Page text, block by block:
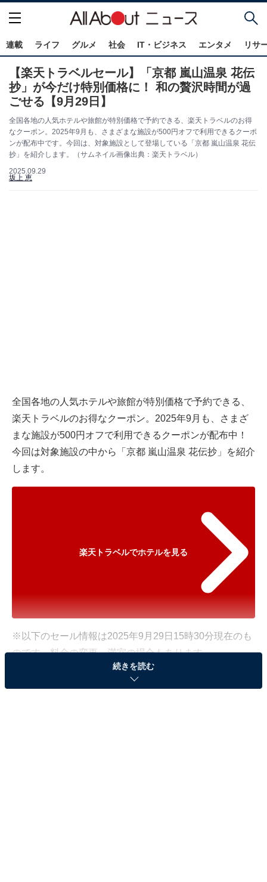
連載 ライフ グルメ 社会 IT・ビジネス エンタメ リサ
【楽天トラベルセール】「京都 嵐山温泉 花伝
抄」が今だけ特別価格に！ 和の贅沢時間が過
ごせる【9月29日】
全国各地の人気ホテルや旅館が特別価格で予約できる、楽天トラベルのお得
なクーポン。2025年9月も、さまざまな施設が500円オフで利用できるクーポ
ンが配布中です。今回は、対象施設として登場している「京都 嵐山温泉 花伝
抄」を紹介します。（サムネイル画像出典：楽天トラベル）
2025.09.29
坂上 恵
全国各地の人気ホテルや旅館が特別価格で予約できる、
楽天トラベルのお得なクーポン。2025年9月も、さまざ
まな施設が500円オフで利用できるクーポンが配布中！
今回は対象施設の中から「京都 嵐山温泉 花伝抄」を紹介
します。
楽天トラベルでホテルを見る
※以下のセール情報は2025年9月29日15時30分現在のも
のです。料金の変更、満室の場合もあります。
※本記事で紹介している商品の購入やサービスの利用により、売上の一部が
オールアバウトに還元されることがあります。
続きを読む